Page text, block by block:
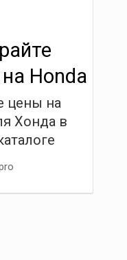
Honda
цены на
Хонда в